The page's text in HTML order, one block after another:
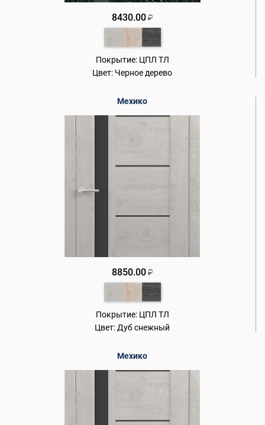
8430.00 ₽
Покрытие: ЦПЛ ТЛ
Цвет: Черное дерево
Мехико
8850.00 ₽
Покрытие: ЦПЛ ТЛ
Цвет: Дуб снежный
Мехико